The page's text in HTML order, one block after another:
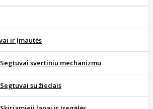
ir įmautės
Segtuvai svertiniu mechanizmu
Segtuvai su žiedais